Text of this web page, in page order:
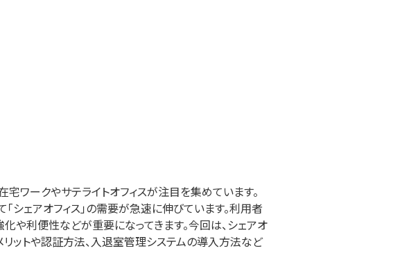
ワークやサテライトオフィスが注目を集めています。
ェアオフィス」の需要が急速に伸びています。利用者
や利便性などが重要になってきます。今回は、シェアオ
ットや認証方法、入退室管理システムの導入方法など